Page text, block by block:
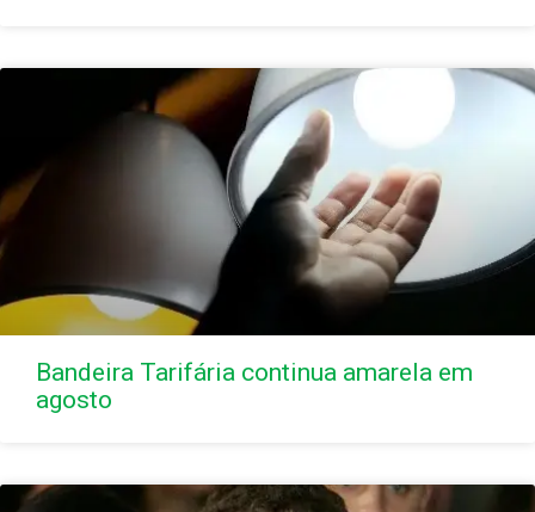
Bandeira Tarifária continua amarela em
agosto